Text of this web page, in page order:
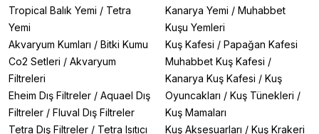
Tropical Balık Yemi / Tetra
Yemi
Akvaryum Kumları / Bitki Kumu
Co2 Setleri / Akvaryum
Filtreleri
Eheim Dış Filtreler / Aquael Dış
Filtreler / Fluval Dış Filtreler
Tetra Dış Filtreler / Tetra Isıtıcı
Kanarya Yemi / Muhabbet
Kuşu Yemleri
Kuş Kafesi / Papağan Kafesi
Muhabbet Kuş Kafesi /
Kanarya Kuş Kafesi / Kuş
Oyuncakları / Kuş Tünekleri /
Kuş Mamaları
Kuş Aksesuarları / Kuş Krakeri